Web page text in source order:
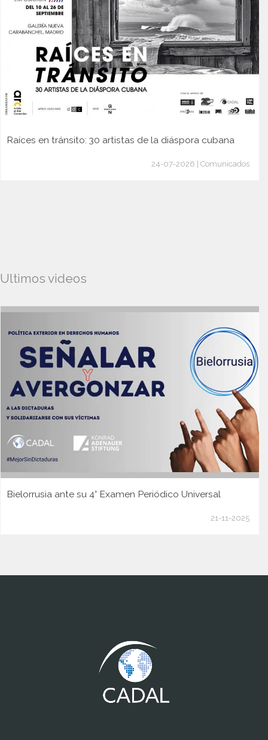
Raíces en tránsito: 30 artistas de la diáspora cubana
24-07-2026 | Comunicados
Ultimos videos
Bielorrusia ante su 4° Examen Periódico Universal
21-11-2025